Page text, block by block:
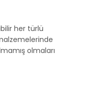
her türlü
olmaları